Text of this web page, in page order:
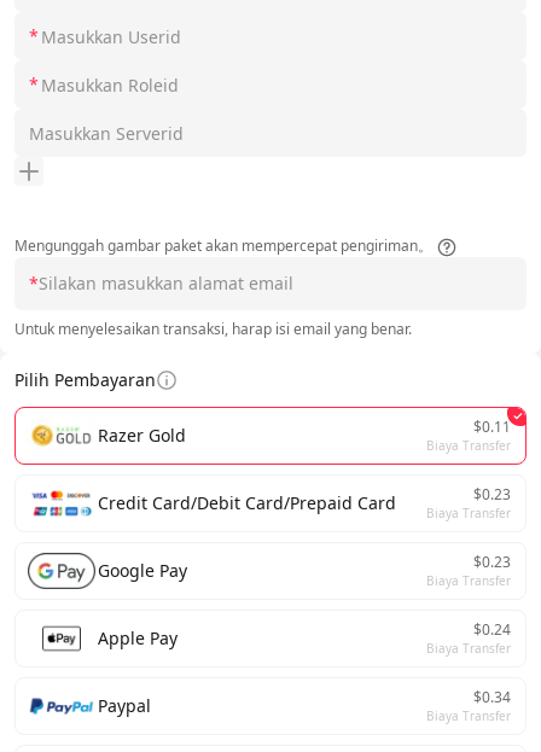
*
*
Mengunggah gambar paket akan mempercepat pengiriman。
*
Untuk menyelesaikan transaksi, harap isi email yang benar.
Pilih Pembayaran
Razer Gold $0.11
Biaya Transfer
Credit Card/Debit Card/Prepaid Card $0.23
Biaya Transfer
Google Pay $0.23
Biaya Transfer
Apple Pay $0.24
Biaya Transfer
Paypal $0.34
Biaya Transfer